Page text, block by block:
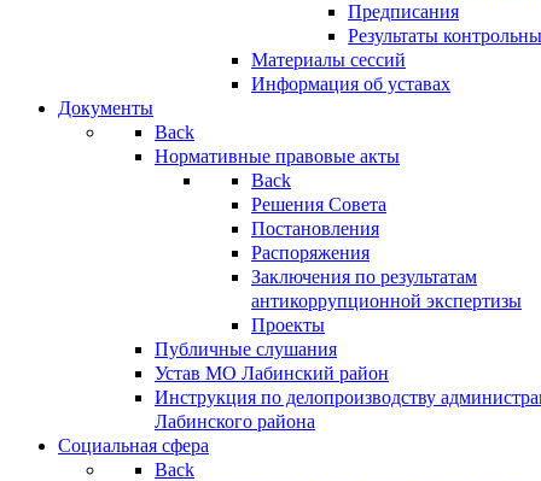
Предписания
Результаты
Материалы сессий
Информация об уставах
Документы
Back
Нормативные правовые акты
Back
Решения Совета
Постановления
Распоряжения
Заключения по результатам
антикоррупционной экспертизы
Проекты
Публичные слушания
Устав МО Лабинский район
Инструкция по делопроизводству
Лабинского района
Социальная сфера
Back